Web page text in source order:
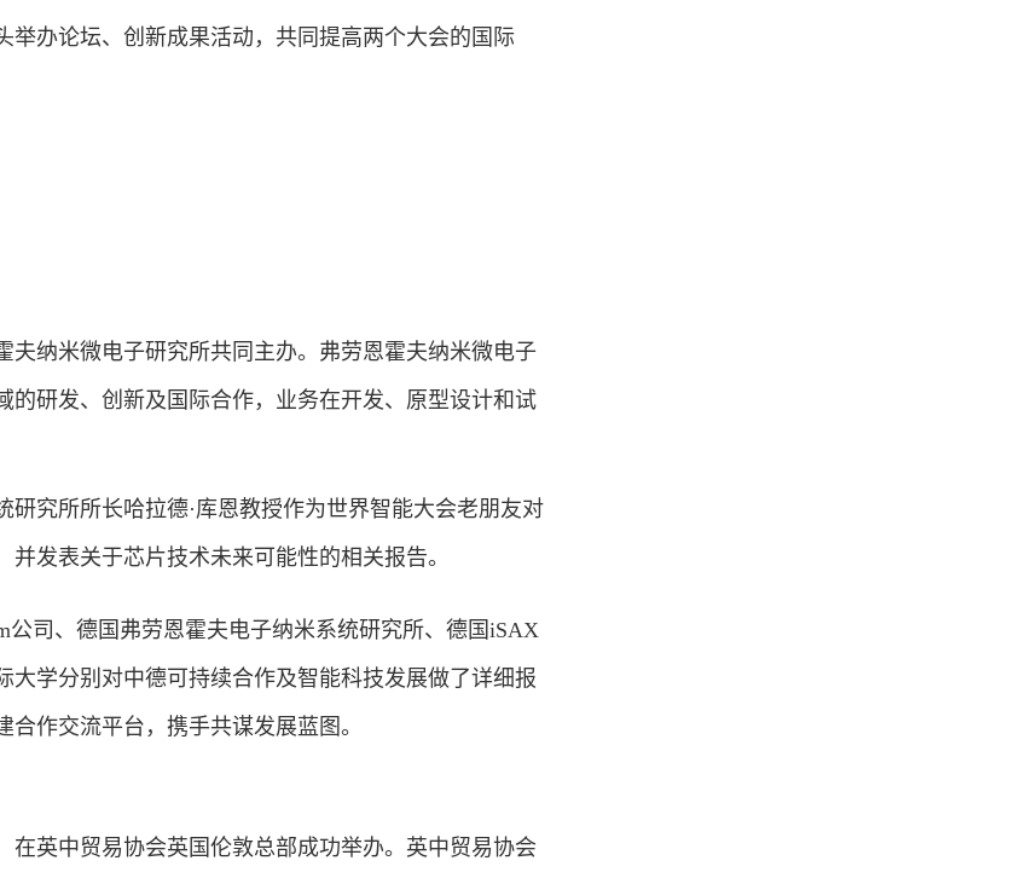
举办论坛、创新成果活动，共同提高两个大会的国际
纳米微电子研究所共同主办。弗劳恩霍夫纳米微电子
的研发、创新及国际合作，业务在开发、原型设计和试
究所所长哈拉德·库恩教授作为世界智能大会老朋友对
发表关于芯片技术未来可能性的相关报告。
司、德国弗劳恩霍夫电子纳米系统研究所、德国iSAX
大学分别对中德可持续合作及智能科技发展做了详细报
作交流平台，携手共谋发展蓝图。
英中贸易协会英国伦敦总部成功举办。英中贸易协会